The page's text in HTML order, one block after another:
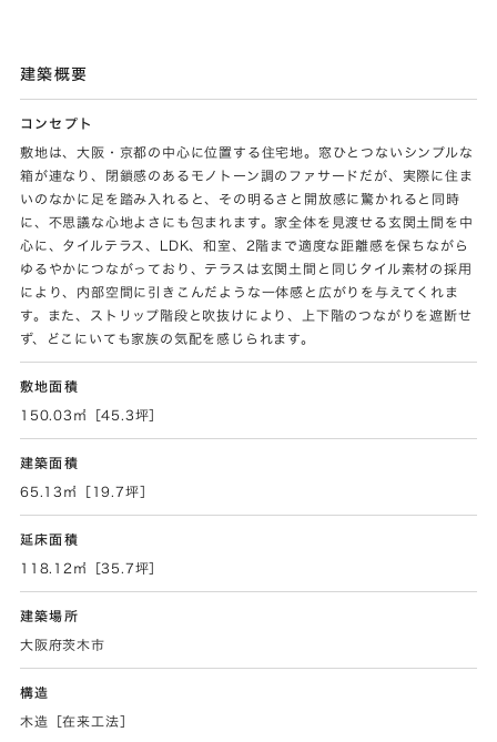
建築概要
コンセプト
敷地は、大阪・京都の中心に位置する住宅地。窓ひとつないシンプルな
箱が連なり、閉鎖感のあるモノトーン調のファサードだが、実際に住ま
いのなかに足を踏み入れると、その明るさと開放感に驚かれると同時
に、不思議な心地よさにも包まれます。家全体を見渡せる玄関土間を中
心に、タイルテラス、LDK、和室、2階まで適度な距離感を保ちながら
ゆるやかにつながっており、テラスは玄関土間と同じタイル素材の採用
により、内部空間に引きこんだような一体感と広がりを与えてくれま
す。また、ストリップ階段と吹抜けにより、上下階のつながりを遮断せ
ず、どこにいても家族の気配を感じられます。
敷地面積
150.03㎡［45.3坪］
建築面積
65.13㎡［19.7坪］
延床面積
118.12㎡［35.7坪］
建築場所
大阪府茨木市
構造
木造［在来工法］